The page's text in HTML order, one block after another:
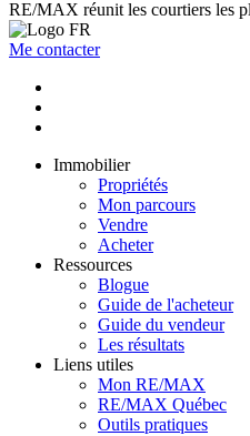
RE/MAX réunit les courtiers les
Me contacter
Immobilier
Propriétés
Mon parcours
Vendre
Acheter
Ressources
Blogue
Guide de l'acheteur
Guide du vendeur
Les résultats
Liens utiles
Mon RE/MAX
RE/MAX Québec
Outils pratiques